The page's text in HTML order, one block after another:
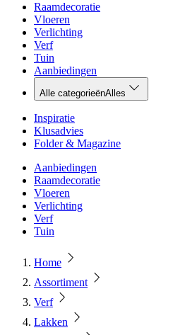
Raamdecoratie
Vloeren
Verlichting
Verf
Tuin
Aanbiedingen
Alle categorieënAlles
Inspiratie
Klusadvies
Folder & Magazine
Aanbiedingen
Raamdecoratie
Vloeren
Verlichting
Verf
Tuin
Home
Assortiment
Verf
Lakken